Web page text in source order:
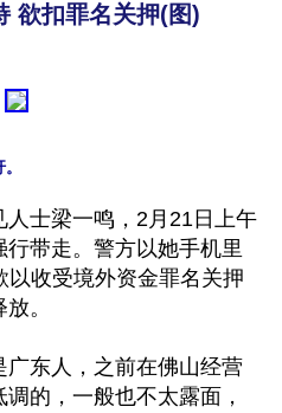
欲扣罪名关押(图)
人士梁一鸣，2月21日上午
带走。警方以她手机里
收受境外资金罪名关押
。
东人，之前在佛山经营
的，一般也不太露面，